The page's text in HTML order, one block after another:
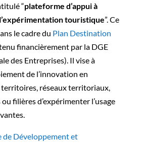
“plateforme d’appui à
touristique”. Ce
le cadre du Plan Destination
financièrement par la DGE
des Entreprises). Il vise à
de l’innovation en
réseaux territoriaux,
filières d’expérimenter l’usage
de Développement et